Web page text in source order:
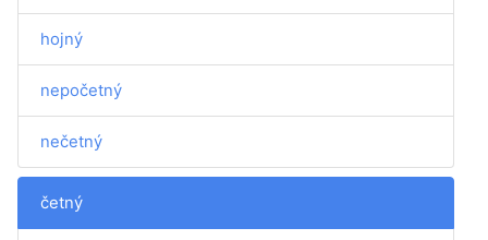
hojný
nepočetný
nečetný
četný